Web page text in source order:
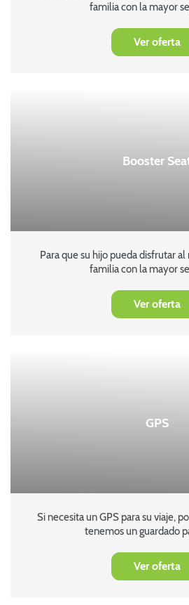
familia con la mayor
Ver oferta
Booster
Para que su hijo pueda disfrutar
familia con la mayor
Ver oferta
GPS
Si necesita un GPS para su viaje,
tenemos un guardado
Ver oferta